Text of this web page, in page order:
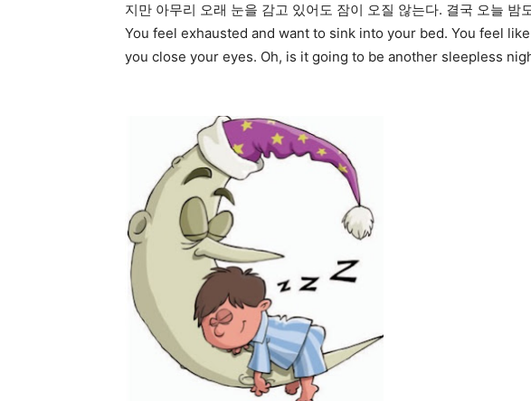
지만 아무리 오래 눈을 감고 있어도 잠이 오질 않는다. 결국 오늘 밤
You feel exhausted and want to sink into your bed. You feel
you close your eyes. Oh, is it going to be another sleepless